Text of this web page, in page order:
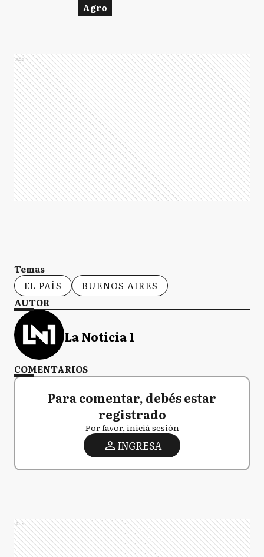
Agro
Ads
Temas
EL PAÍS
BUENOS AIRES
AUTOR
La Noticia 1
COMENTARIOS
Para comentar, debés estar
registrado
Por favor, iniciá sesión
INGRESA
Ads